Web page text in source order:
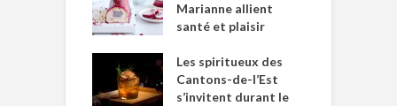
Marianne allient
santé et plaisir
Les spiritueux des
Cantons-de-l’Est
s’invitent durant le